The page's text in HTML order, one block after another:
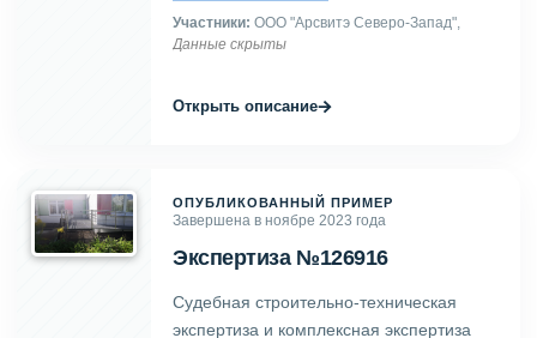
Участники: ООО "Арсвитэ Северо-Запад",
Данные скрыты
Открыть описание→
ОПУБЛИКОВАННЫЙ ПРИМЕР
Завершена в ноябре 2023 года
Экспертиза №126916
Судебная строительно-техническая
экспертиза и комплексная экспертиза